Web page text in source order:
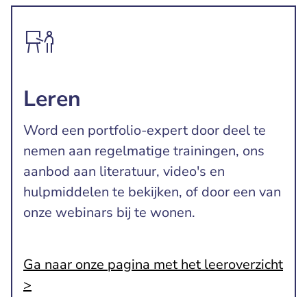
Leren
Word een portfolio-expert door deel te
nemen aan regelmatige trainingen, ons
aanbod aan literatuur, video's en
hulpmiddelen te bekijken, of door een van
onze webinars bij te wonen.
Ga naar onze pagina met het leeroverzicht
>